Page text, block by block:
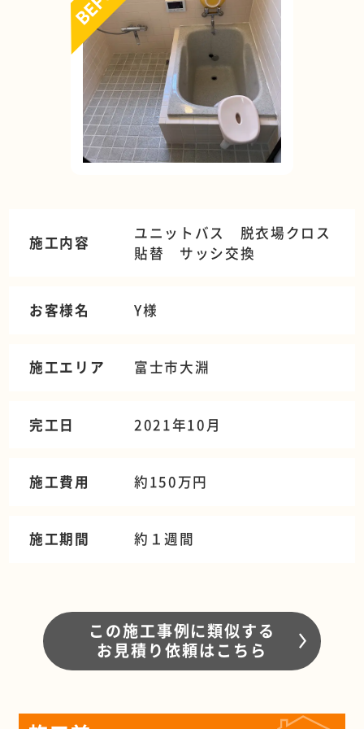
施工内容
ユニットバス 脱衣場クロス
貼替 サッシ交換
お客様名 Y様
施工エリア 富士市大淵
完工日 2021年10月
施工費用 約150万円
施工期間 約１週間
この施工事例に類似する
お見積り依頼はこちら